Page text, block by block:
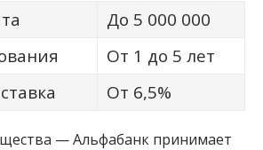
До 5 000 000
От 1 до 5 лет
От 6,5%
— Альфабанк принимает